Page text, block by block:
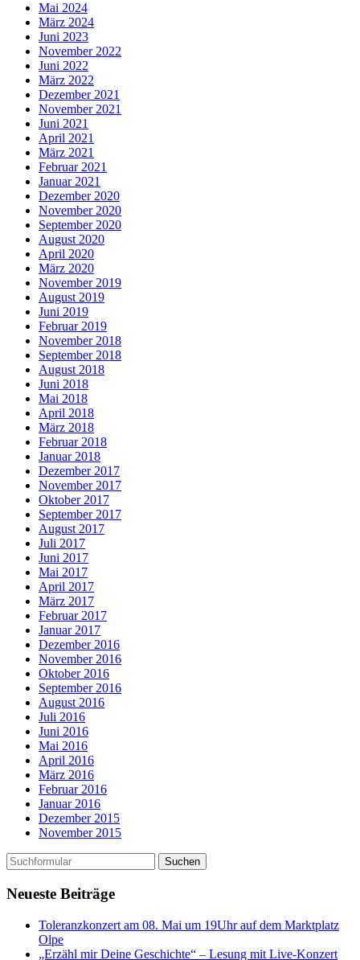
Mai 2024
März 2024
Juni 2023
November 2022
Juni 2022
März 2022
Dezember 2021
November 2021
Juni 2021
April 2021
März 2021
Februar 2021
Januar 2021
Dezember 2020
November 2020
September 2020
August 2020
April 2020
März 2020
November 2019
August 2019
Juni 2019
Februar 2019
November 2018
September 2018
August 2018
Juni 2018
Mai 2018
April 2018
März 2018
Februar 2018
Januar 2018
Dezember 2017
November 2017
Oktober 2017
September 2017
August 2017
Juli 2017
Juni 2017
Mai 2017
April 2017
März 2017
Februar 2017
Januar 2017
Dezember 2016
November 2016
Oktober 2016
September 2016
August 2016
Juli 2016
Juni 2016
Mai 2016
April 2016
März 2016
Februar 2016
Januar 2016
Dezember 2015
November 2015
Neueste Beiträge
Toleranzkonzert am 08. Mai um 19Uhr auf dem Marktplatz
Olpe
„Erzähl mir Deine Geschichte“ – Lesung mit Live-Konzert